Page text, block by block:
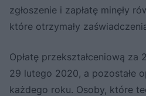
zgłoszenie i zapłatę minęły
które otrzymały
Opłatę przekształceniową za
29 lutego 2020, a pozostałe
każdego roku. Osoby, które